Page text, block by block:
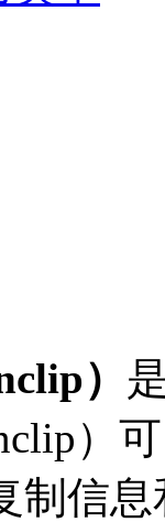
）
）
制信